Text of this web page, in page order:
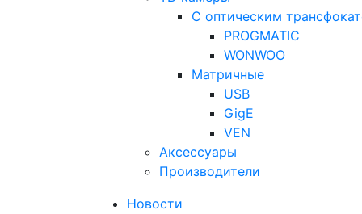
С оптическим
PROGMATIC
WONWOO
Матричные
USB
GigE
VEN
Аксессуары
Производители
Новости